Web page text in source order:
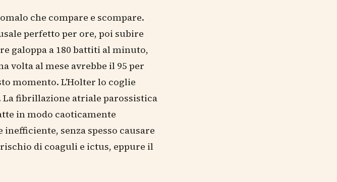
che compare e scompare.
perfetto per ore, poi subire
galoppa a 180 battiti al minuto,
volta al mese avrebbe il 95 per
momento. L'Holter lo coglie
fibrillazione atriale parossistica
in modo caoticamente
senza spesso causare
di coaguli e ictus, eppure il